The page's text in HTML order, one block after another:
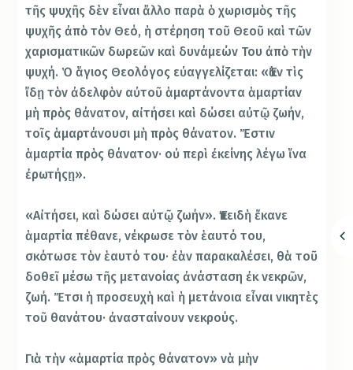
τῆς ψυχῆς δὲν εἶναι ἄλλο παρὰ ὁ χωρισμὸς τῆς
ψυχῆς ἀπὸ τὸν Θεό, ἡ στέρηση τοῦ Θεοῦ καὶ τῶν
χαρισματικῶν δωρεῶν καὶ δυνάμεών Του ἀπὸ τὴν
ψυχή. Ὁ ἅγιος Θεολόγος εὐαγγελίζεται: «Ἐὰν τὶς
ἴδῃ τὸν ἀδελφὸν αὐτοῦ ἁμαρτάνοντα ἁμαρτίαν
μὴ πρὸς θάνατον, αἰτήσει καὶ δώσει αὐτῷ ζωήν,
τοῖς ἁμαρτάνουσι μὴ πρὸς θάνατον. Ἔστιν
ἁμαρτία πρὸς θάνατον· οὐ περὶ ἐκείνης λέγω ἵνα
ἐρωτήςῃ».
«Αἰτήσει, καὶ δώσει αὐτῷ ζωήν». Ἐπειδὴ ἔκανε
ἁμαρτία πέθανε, νέκρωσε τὸν ἑαυτό του,
σκότωσε τὸν ἑαυτό του· ἐὰν παρακαλέσει, θὰ τοῦ
δοθεῖ μέσω τῆς μετανοίας ἀνάσταση ἐκ νεκρῶν,
ζωή. Ἔτσι ἡ προσευχὴ καὶ ἡ μετάνοια εἶναι νικητὲς
τοῦ θανάτου· ἀνασταίνουν νεκρούς.
Γιὰ τὴν «ἁμαρτία πρὸς θάνατον» νὰ μὴν